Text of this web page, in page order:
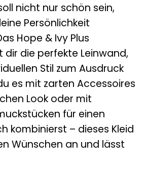
nicht nur schön sein,
Persönlichkeit
Hope & Ivy Plus
dir die perfekte Leinwand,
Stil zum Ausdruck
es mit zarten Accessoires
Look oder mit
für einen
kombinierst – dieses Kleid
Wünschen an und lässt